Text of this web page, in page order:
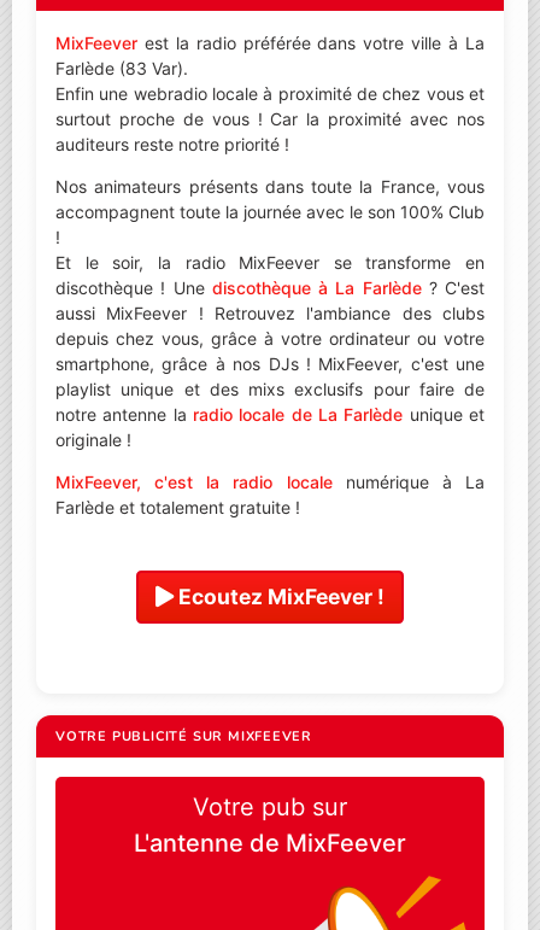
MixFeever est la radio préférée dans votre ville à La
Farlède (83 Var).
Enfin une webradio locale à proximité de chez vous et
surtout proche de vous ! Car la proximité avec nos
auditeurs reste notre priorité !
Nos animateurs présents dans toute la France, vous
accompagnent toute la journée avec le son 100% Club
!
Et le soir, la radio MixFeever se transforme en
discothèque ! Une discothèque à La Farlède? C'est
aussi MixFeever ! Retrouvez l'ambiance des clubs
depuis chez vous, grâce à votre ordinateur ou votre
smartphone, grâce à nos DJs ! MixFeever, c'est une
playlist unique et des mixs exclusifs pour faire de
notre antenne la radio locale de La Farlède unique et
originale !
MixFeever, c'est la radio localenumérique à La
Farlède et totalement gratuite !
Ecoutez MixFeever !
VOTRE PUBLICITÉ SUR MIXFEEVER
Votre pub sur
L'antenne de MixFeever